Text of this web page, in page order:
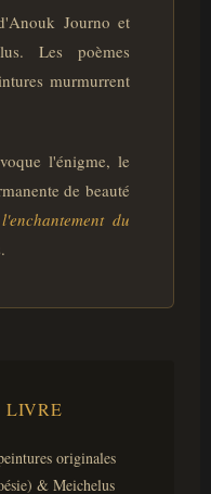
Journo et
Les poèmes
murmurrent
l'énigme, le
de beauté
l'enchantement du
LIVRE
originales
& Meichelus